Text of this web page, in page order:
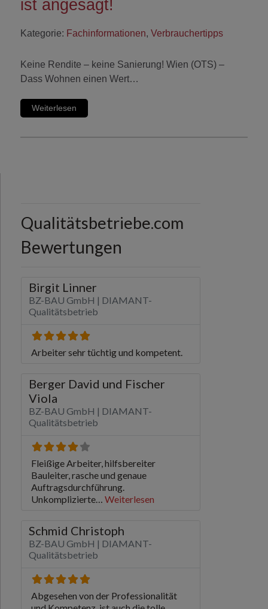
ist angesagt!
Kategorie: Fachinformationen, Verbrauchertipps
Keine Rendite – keine Sanierung! Wien (OTS) –
Dass Wohnen einen Wert…
Weiterlesen